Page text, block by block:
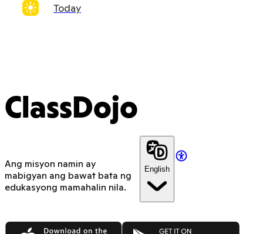
Today
ClassDojo
Ang misyon namin ay
mabigyan ang bawat bata ng
edukasyong mamahalin nila.
English
App Store Google Play